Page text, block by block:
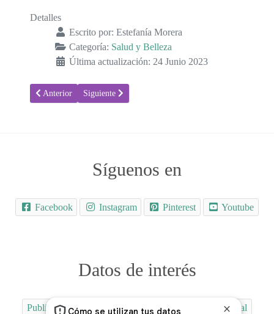
Detalles
Escrito por: Estefanía Morera
Categoría: Salud y Belleza
Última actualización: 24 Junio 2023
Artículo anterior: ¡Dale vida a tu rostro fatigado! 💆‍♀️✨
Anterior Artículo siguiente: Alivia el dolor de los esguinces con
Siguiente
Síguenos en
Facebook Instagram Pinterest Youtube
Datos de interés
Publicidad Quiénes Somos Contactar Aviso Legal